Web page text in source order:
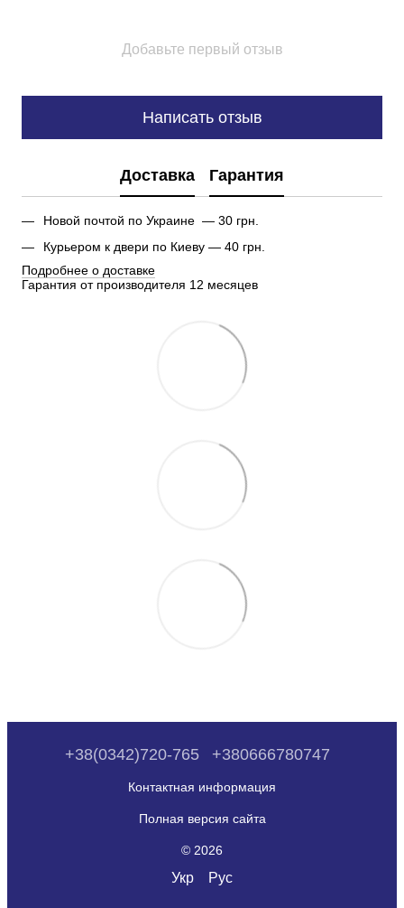
Добавьте первый отзыв
Написать отзыв
Доставка Гарантия
Новой почтой по Украине — 30 грн.
Курьером к двери по Киеву — 40 грн.
Подробнее о доставке
Гарантия от производителя 12 месяцев
+38(0342)720-765 +380666780747
Контактная информация
Полная версия сайта
© 2026
Укр Рус